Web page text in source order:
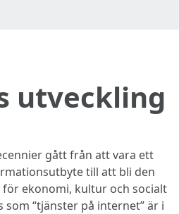
utveckling
gått från att vara ett
till att bli den
ekonomi, kultur och socialt
som “tjänster på internet” är i